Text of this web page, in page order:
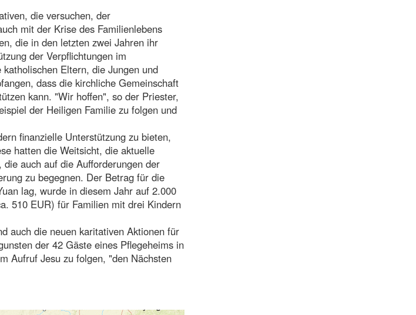
die versuchen, der
mit der Krise des Familienlebens
die in den letzten zwei Jahren ihr
der Verpflichtungen im
Eltern, die Jungen und
dass die kirchliche Gemeinschaft
kann. "Wir hoffen", so der Priester,
der Heiligen Familie zu folgen und
finanzielle Unterstützung zu bieten,
hatten die Weitsicht, die aktuelle
auch auf die Aufforderungen der
zu begegnen. Der Betrag für die
lag, wurde in diesem Jahr auf 2.000
510 EUR) für Familien mit drei Kindern
auch die neuen karitativen Aktionen für
der 42 Gäste eines Pflegeheims in
Aufruf Jesu zu folgen, "den Nächsten